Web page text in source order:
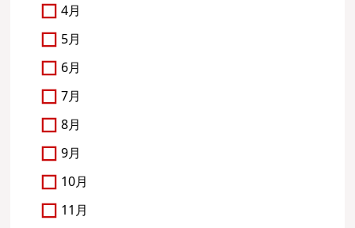
4月
5月
6月
7月
8月
9月
10月
11月